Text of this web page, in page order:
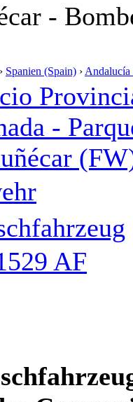
-
› Spanien (Spain) ›
-
AF